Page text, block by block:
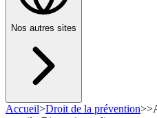
Nos autres sites
Accueil>Droit de la prévention>>